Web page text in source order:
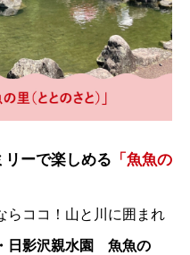
ーで楽しめる 「魚魚の
らココ！山と川に囲まれ
日影沢親水園 魚魚の